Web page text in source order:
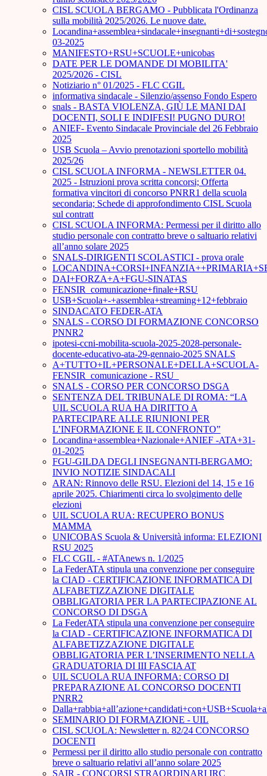
CISL SCUOLA BERGAMO - Pubblicata l'Ordinanza
sulla mobilità 2025/2026. Le nuove date.
03-2025
MANIFESTO+RSU+SCUOLE+unicobas
DATE PER LE DOMANDE DI MOBILITA'
2025/2026 - CISL
Notiziario n° 01/2025 - FLC CGIL
informativa sindacale - Silenzio/assenso Fondo Espero
snals - BASTA VIOLENZA, GIÙ LE MANI DAI
DOCENTI, SOLI E INDIFESI! PUGNO DURO!
ANIEF- Evento Sindacale Provinciale del 26 Febbraio
2025
USB Scuola – Avvio prenotazioni sportello mobilità
2025/26
CISL SCUOLA INFORMA - NEWSLETTER 04.
2025 - Istruzioni prova scritta concorsi; Offerta
formativa vincitori di concorso PNRR1 della scuola
secondaria; Schede di approfondimento CISL Scuola
sul contratt
CISL SCUOLA INFORMA: Permessi per il diritto allo
studio personale con contratto breve o saltuario relativi
all’anno solare 2025
SNALS-DIRIGENTI SCOLASTICI - prova orale
DAI+FORZA+A+FGU-SINATAS
FENSIR_comunicazione+finale+RSU
USB+Scuola+-+assemblea+streaming+12+febbraio
SINDACATO FEDER-ATA
SNALS - CORSO DI FORMAZIONE CONCORSO
PNNR2
ipotesi-ccni-mobilita-scuola-2025-2028-personale-
docente-educativo-ata-29-gennaio-2025 SNALS
A+TUTTO+IL+PERSONALE+DELLA+SCUOLA-
FENSIR_comunicazione - RSU_
SNALS - CORSO PER CONCORSO DSGA
SENTENZA DEL TRIBUNALE DI ROMA: “LA
UIL SCUOLA RUA HA DIRITTO A
PARTECIPARE ALLE RIUNIONI PER
L’INFORMAZIONE E IL CONFRONTO”
Locandina+assemblea+Nazionale+ANIEF -ATA+31-
01-2025
FGU-GILDA DEGLI INSEGNANTI-BERGAMO:
INVIO NOTIZIE SINDACALI
ARAN: Rinnovo delle RSU. Elezioni del 14, 15 e 16
aprile 2025. Chiarimenti circa lo svolgimento delle
elezioni
UIL SCUOLA RUA: RECUPERO BONUS
MAMMA
UNICOBAS Scuola & Università informa: ELEZIONI
RSU 2025
FLC CGIL - #ATAnews n. 1/2025
La FederATA stipula una convenzione per conseguire
la CIAD - CERTIFICAZIONE INFORMATICA DI
ALFABETIZZAZIONE DIGITALE
OBBLIGATORIA PER LA PARTECIPAZIONE AL
CONCORSO DI DSGA
La FederATA stipula una convenzione per conseguire
la CIAD - CERTIFICAZIONE INFORMATICA DI
ALFABETIZZAZIONE DIGITALE
OBBLIGATORIA PER L’INSERIMENTO NELLA
GRADUATORIA DI III FASCIA AT
UIL SCUOLA RUA INFORMA: CORSO DI
PREPARAZIONE AL CONCORSO DOCENTI
PNRR2
SEMINARIO DI FORMAZIONE - UIL
CISL SCUOLA: Newsletter n. 82/24 CONCORSO
DOCENTI
Permessi per il diritto allo studio personale con contratto
breve o saltuario relativi all’anno solare 2025
SAIR - CONCORSI STRAORDINARI IRC